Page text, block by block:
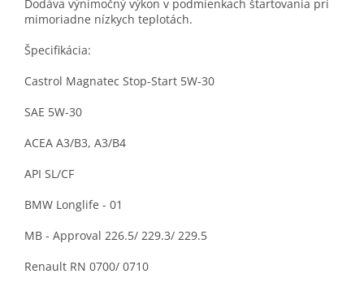
Dodáva výnimočný výkon v podmienkach štartovania pri
mimoriadne nízkych teplotách.
Špecifikácia:
Castrol Magnatec Stop-Start 5W-30
SAE 5W-30
ACEA A3/B3, A3/B4
API SL/CF
BMW Longlife - 01
MB - Approval 226.5/ 229.3/ 229.5
Renault RN 0700/ 0710